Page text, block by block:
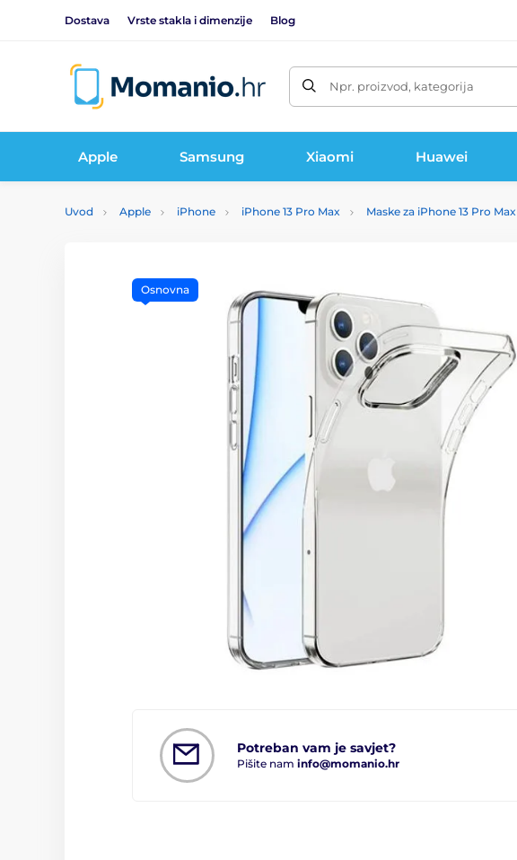
Dostava Vrste stakla i dimenzije Blog
Npr. proizvod, kategorija
Apple Samsung Xiaomi Huawei
Uvod Apple iPhone iPhone 13 Pro Max Maske za iPhone 13 Pro Max
Potreban vam je savjet?
Pišite nam info@momanio.hr
Osnovna